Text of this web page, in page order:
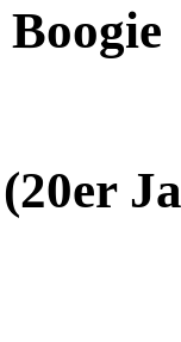
(20er